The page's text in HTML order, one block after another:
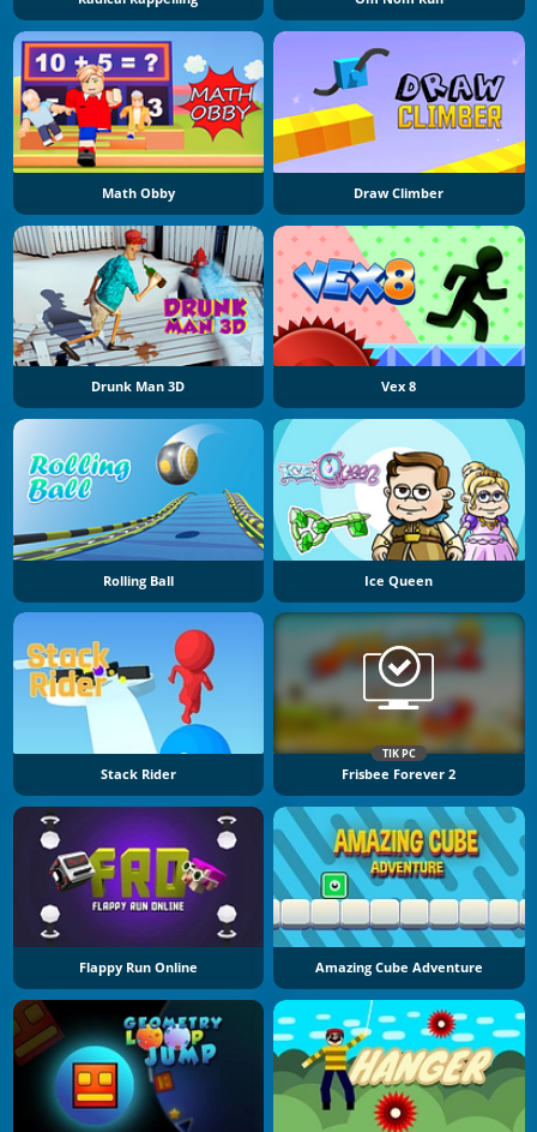
Math Obby Draw Climber
Drunk Man 3D Vex 8
Rolling Ball Ice Queen
Stack Rider
TIK PC
Frisbee Forever 2
Flappy Run Online Amazing Cube Adventure